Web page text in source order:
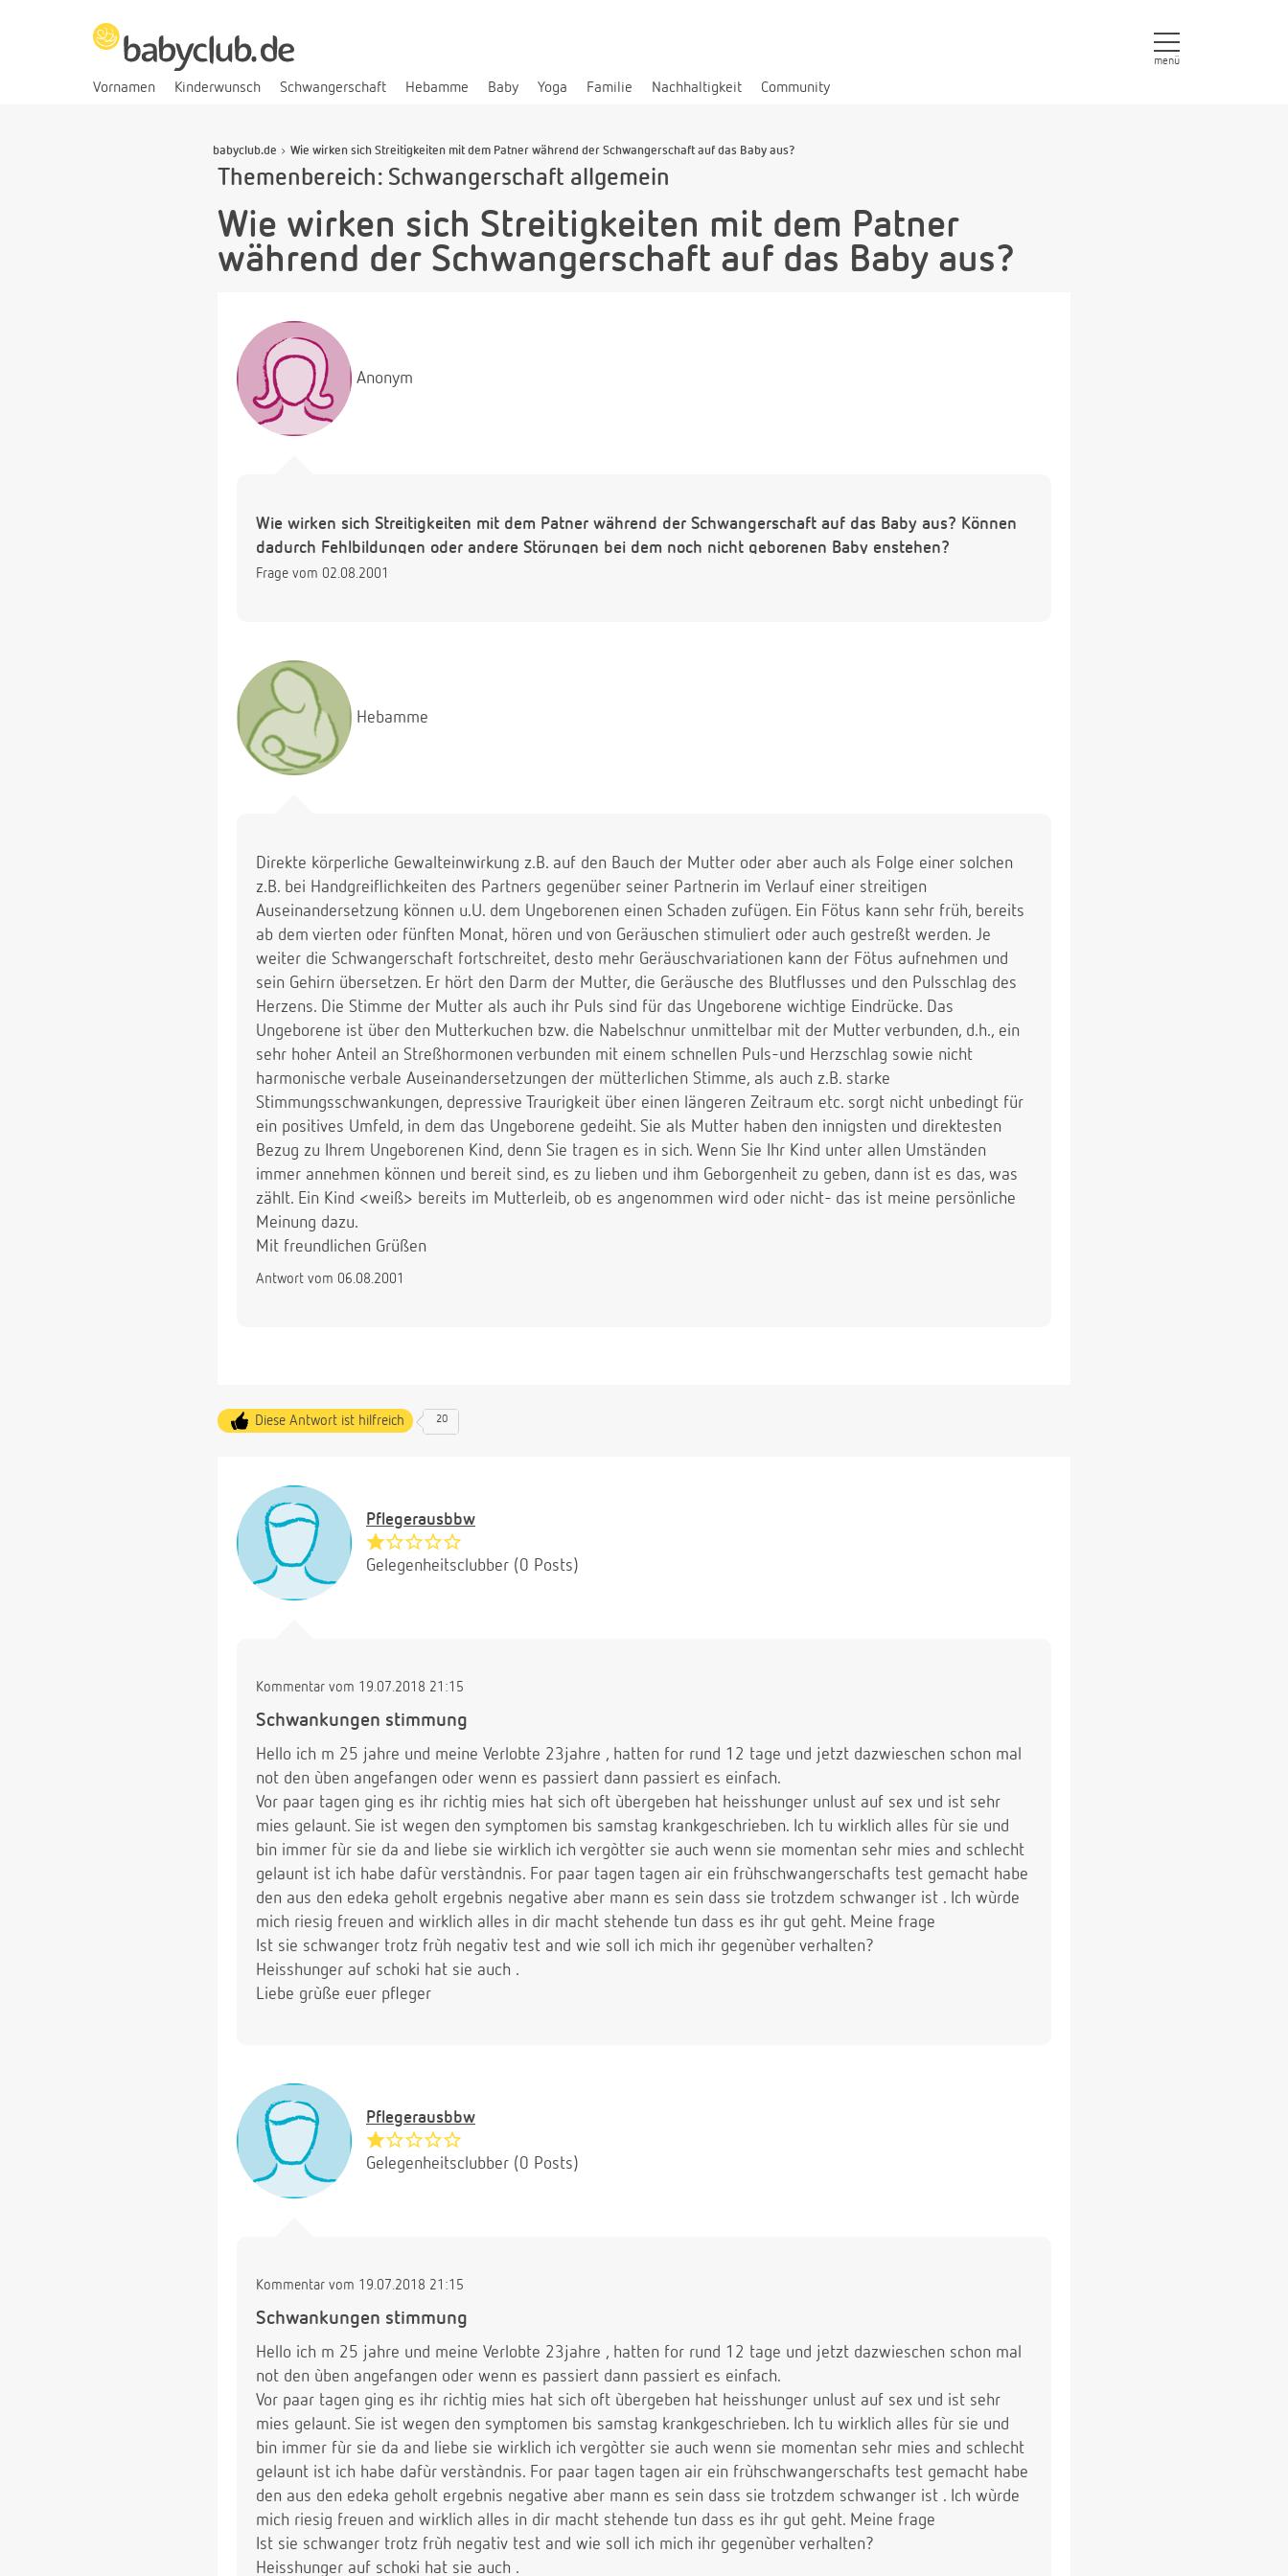
Vornamen Kinderwunsch Schwangerschaft Hebamme Baby Yoga Familie Nachhaltigkeit Community
menü
babyclub.de Wie wirken sich Streitigkeiten mit dem Patner während der Schwangerschaft auf das Baby aus?
Themenbereich: Schwangerschaft allgemein
Wie wirken sich Streitigkeiten mit dem Patner
während der Schwangerschaft auf das Baby aus?
Anonym
Wie wirken sich Streitigkeiten mit dem Patner während der Schwangerschaft auf das Baby aus? Können
dadurch Fehlbildungen oder andere Störungen bei dem noch nicht geborenen Baby enstehen?
Frage vom 02.08.2001
Hebamme
Direkte körperliche Gewalteinwirkung z.B. auf den Bauch der Mutter oder aber auch als Folge einer solchen
z.B. bei Handgreiflichkeiten des Partners gegenüber seiner Partnerin im Verlauf einer streitigen
Auseinandersetzung können u.U. dem Ungeborenen einen Schaden zufügen. Ein Fötus kann sehr früh, bereits
ab dem vierten oder fünften Monat, hören und von Geräuschen stimuliert oder auch gestreßt werden. Je
weiter die Schwangerschaft fortschreitet, desto mehr Geräuschvariationen kann der Fötus aufnehmen und
sein Gehirn übersetzen. Er hört den Darm der Mutter, die Geräusche des Blutflusses und den Pulsschlag des
Herzens. Die Stimme der Mutter als auch ihr Puls sind für das Ungeborene wichtige Eindrücke. Das
Ungeborene ist über den Mutterkuchen bzw. die Nabelschnur unmittelbar mit der Mutter verbunden, d.h., ein
sehr hoher Anteil an Streßhormonen verbunden mit einem schnellen Puls-und Herzschlag sowie nicht
harmonische verbale Auseinandersetzungen der mütterlichen Stimme, als auch z.B. starke
Stimmungsschwankungen, depressive Traurigkeit über einen längeren Zeitraum etc. sorgt nicht unbedingt für
ein positives Umfeld, in dem das Ungeborene gedeiht. Sie als Mutter haben den innigsten und direktesten
Bezug zu Ihrem Ungeborenen Kind, denn Sie tragen es in sich. Wenn Sie Ihr Kind unter allen Umständen
immer annehmen können und bereit sind, es zu lieben und ihm Geborgenheit zu geben, dann ist es das, was
zählt. Ein Kind <weiß> bereits im Mutterleib, ob es angenommen wird oder nicht- das ist meine persönliche
Meinung dazu.
Mit freundlichen Grüßen
Antwort vom 06.08.2001
Diese Antwort ist hilfreich 20
Pflegerausbbw
Gelegenheitsclubber (0 Posts)
Kommentar vom 19.07.2018 21:15
Schwankungen stimmung
Hello ich m 25 jahre und meine Verlobte 23jahre , hatten for rund 12 tage und jetzt dazwieschen schon mal
not den ùben angefangen oder wenn es passiert dann passiert es einfach.
Vor paar tagen ging es ihr richtig mies hat sich oft ùbergeben hat heisshunger unlust auf sex und ist sehr
mies gelaunt. Sie ist wegen den symptomen bis samstag krankgeschrieben. Ich tu wirklich alles fùr sie und
bin immer fùr sie da and liebe sie wirklich ich vergòtter sie auch wenn sie momentan sehr mies and schlecht
gelaunt ist ich habe dafùr verstàndnis. For paar tagen tagen air ein frùhschwangerschafts test gemacht habe
den aus den edeka geholt ergebnis negative aber mann es sein dass sie trotzdem schwanger ist . Ich wùrde
mich riesig freuen and wirklich alles in dir macht stehende tun dass es ihr gut geht. Meine frage
Ist sie schwanger trotz frùh negativ test and wie soll ich mich ihr gegenùber verhalten?
Heisshunger auf schoki hat sie auch .
Liebe grùße euer pfleger
Pflegerausbbw
Gelegenheitsclubber (0 Posts)
Kommentar vom 19.07.2018 21:15
Schwankungen stimmung
Hello ich m 25 jahre und meine Verlobte 23jahre , hatten for rund 12 tage und jetzt dazwieschen schon mal
not den ùben angefangen oder wenn es passiert dann passiert es einfach.
Vor paar tagen ging es ihr richtig mies hat sich oft ùbergeben hat heisshunger unlust auf sex und ist sehr
mies gelaunt. Sie ist wegen den symptomen bis samstag krankgeschrieben. Ich tu wirklich alles fùr sie und
bin immer fùr sie da and liebe sie wirklich ich vergòtter sie auch wenn sie momentan sehr mies and schlecht
gelaunt ist ich habe dafùr verstàndnis. For paar tagen tagen air ein frùhschwangerschafts test gemacht habe
den aus den edeka geholt ergebnis negative aber mann es sein dass sie trotzdem schwanger ist . Ich wùrde
mich riesig freuen and wirklich alles in dir macht stehende tun dass es ihr gut geht. Meine frage
Ist sie schwanger trotz frùh negativ test and wie soll ich mich ihr gegenùber verhalten?
Heisshunger auf schoki hat sie auch .